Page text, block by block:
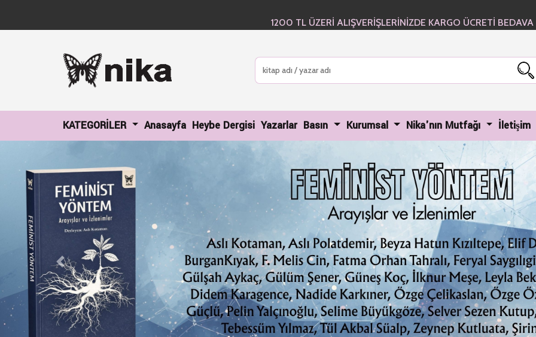
1200 TL ÜZERİ ALIŞVERİŞLERİNİZDE KARGO ÜCRETİ BEDAVA
KATEGORİLER Anasayfa(current)
Heybe Dergisi(current)
Yazarlar Basın Kurumsal Nika'nın Mutfağı İletişim
Previous